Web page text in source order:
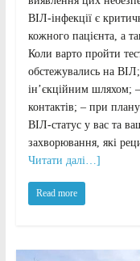
ВІЛ-інфекції є
кожного пацієнта, а
Коли варто пройти
обстежувались на
ін’єкційним шляхом;
контактів; – при
ВІЛ-статус у вас та
захворювання, які
Читати далі…]
Read more